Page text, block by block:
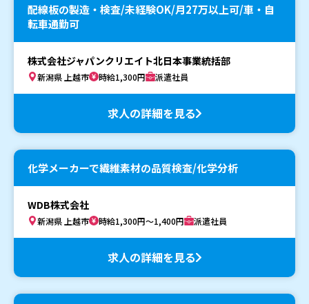
配線板の製造・検査/未経験OK/月27万以上可/車・自
転車通勤可
株式会社ジャパンクリエイト北日本事業統括部
新潟県 上越市 時給1,300円 派遣社員
求人の詳細を見る
化学メーカーで繊維素材の品質検査/化学分析
WDB株式会社
新潟県 上越市 時給1,300円～1,400円 派遣社員
求人の詳細を見る